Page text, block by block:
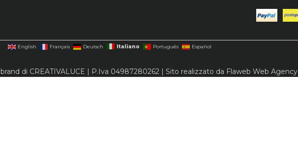
English Français Deutsch Italiano Português Español
di CREATIVALUCE | P.Iva 04987280262 | Sito realizzato da Flaweb Web Agency